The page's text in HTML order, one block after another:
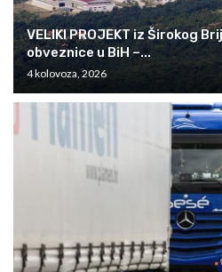
VELIKI PROJEKT iz Širokog
obveznice u BiH –...
4 kolovoza, 2026